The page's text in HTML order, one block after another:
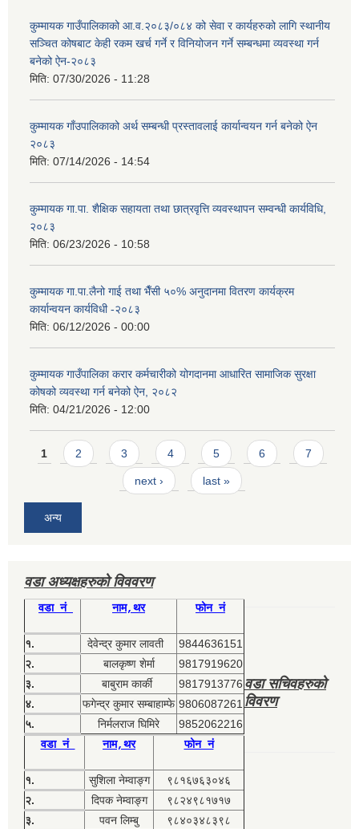
कुम्मायक गाउँपालिकाको आ.व.२०८३/०८४ को सेवा र कार्यहरुको लागि स्थानीय
सञ्चित कोषबाट केही रकम खर्च गर्ने र विनियोजन गर्ने सम्बन्धमा व्यवस्था गर्न
बनेको ऐन-२०८३
मिति: 07/30/2026 - 11:28
कुम्मायक गाँउपालिकाको अर्थ सम्बन्धी प्रस्तावलाई कार्यान्वयन गर्न बनेको ऐन
२०८३
मिति: 07/14/2026 - 14:54
कुम्मायक गा.पा. शैक्षिक सहायता तथा छात्रवृत्ति व्यवस्थापन सम्वन्धी कार्यविधि,
२०८३
मिति: 06/23/2026 - 10:58
कुम्मायक गा.पा.लैनो गाई तथा भैँसी ५०% अनुदानमा वितरण कार्यक्रम
कार्यान्वयन कार्यविधी -२०८३
मिति: 06/12/2026 - 00:00
कुम्मायक गाउँपालिका करार कर्मचारीको योगदानमा आधारित सामाजिक सुरक्षा
कोषको व्यवस्था गर्न बनेको ऐन, २०८२
मिति: 04/21/2026 - 12:00
Pages
1 2 3 4 5 6 7
next › last »
अन्य
वडा अध्यक्षहरुको विववरण
वडा नं नाम,थर फोन नं
१. देवेन्द्र कुमार लावती
9844636151
२.
बालकृष्ण शेर्मा
9817919620
३.
बाबुराम कार्की
9817913776
४.
फगेन्द्र कुमार सम्बाहाम्फे 9806087261
५.
निर्मलराज घिमिरे 9852062216
वडा सचिवहरुको
विवरण
वडा नं नाम,थर फोन नं
१. सुशिला नेम्वाङ्ग
९८१६७६३०४६
२.
दिपक नेम्वाङ्ग
९८२४९८१७१७
३.
पवन लिम्बु
९८४०३४८३९८